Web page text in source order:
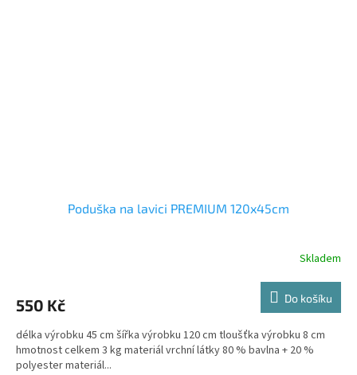
Poduška na lavici PREMIUM 120x45cm
Skladem
550 Kč Do košíku
délka výrobku 45 cm šířka výrobku 120 cm tloušťka výrobku 8 cm
hmotnost celkem 3 kg materiál vrchní látky 80 % bavlna + 20 %
polyester materiál...